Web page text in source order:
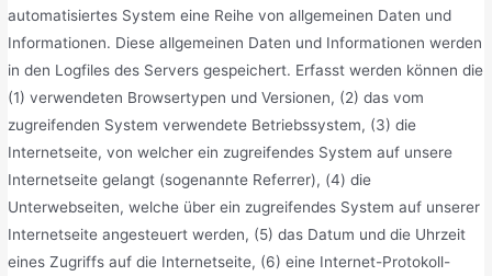
automatisiertes System eine Reihe von allgemeinen Daten und
Informationen. Diese allgemeinen Daten und Informationen werden
in den Logfiles des Servers gespeichert. Erfasst werden können die
(1) verwendeten Browsertypen und Versionen, (2) das vom
zugreifenden System verwendete Betriebssystem, (3) die
Internetseite, von welcher ein zugreifendes System auf unsere
Internetseite gelangt (sogenannte Referrer), (4) die
Unterwebseiten, welche über ein zugreifendes System auf unserer
Internetseite angesteuert werden, (5) das Datum und die Uhrzeit
eines Zugriffs auf die Internetseite, (6) eine Internet-Protokoll-